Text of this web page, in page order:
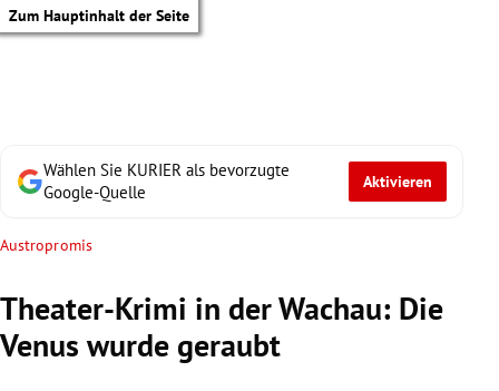
Zum Hauptinhalt der Seite
Wählen Sie KURIER als bevorzugte
Google-Quelle
Aktivieren
Austropromis
Theater-Krimi in der Wachau: Die
Venus wurde geraubt